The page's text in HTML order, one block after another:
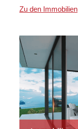
Zu den Immobilien